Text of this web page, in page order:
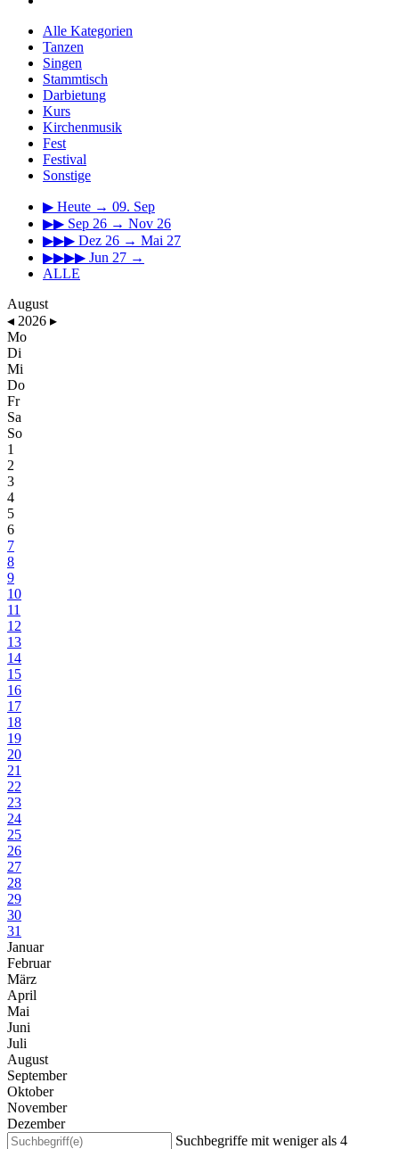
Alle Kategorien
Tanzen
Singen
Stammtisch
Darbietung
Kurs
Kirchenmusik
Fest
Festival
Sonstige
▶ Heute → 09. Sep
▶▶ Sep 26 → Nov 26
▶▶▶ Dez 26 → Mai 27
▶▶▶▶ Jun 27 →
ALLE
August
◂ 2026 ▸
Mo
Di
Mi
Do
Fr
Sa
So
1
2
3
4
5
6
7
8
9
10
11
12
13
14
15
16
17
18
19
20
21
22
23
24
25
26
27
28
29
30
31
Januar
Februar
März
April
Mai
Juni
Juli
August
September
Oktober
November
Dezember
Suchbegriffe mit weniger als 4